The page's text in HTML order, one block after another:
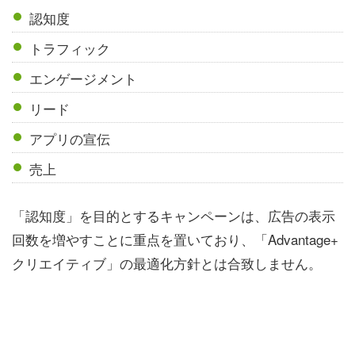
認知度
トラフィック
エンゲージメント
リード
アプリの宣伝
売上
「認知度」を目的とするキャンペーンは、広告の表示
回数を増やすことに重点を置いており、「Advantage+
クリエイティブ」の最適化方針とは合致しません。